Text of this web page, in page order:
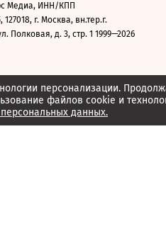
персонализации.
файлов cookie и
данных.
Медиа, ИНН/КПП
127018, г. Москва, вн.тер.г.
Полковая, д. 3, стр. 1 1999—2026